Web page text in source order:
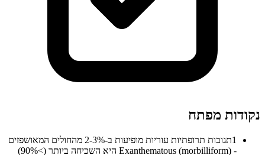
מפתח
תגובות תרופתיות עוריות מופיעות ב-2-3% מהחולים המאושפזים